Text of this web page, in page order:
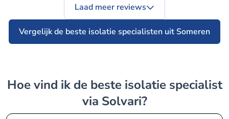
Vergelijk de beste isolatie specialisten uit Someren
Laad meer reviews
Hoe vind ik de beste isolatie specialist
via Solvari?